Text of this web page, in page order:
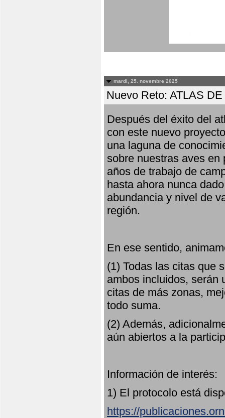
mardi, 25. novembre 2025
Nuevo Reto: ATLAS
Después del éxito del
con este nuevo
una laguna de
sobre nuestras aves en
años de trabajo de
hasta ahora nunca
abundancia y nivel de
región.
En ese sentido,
(1) Todas las citas que
ambos incluidos, serán
citas de más zonas,
todo suma.
(2) Además,
aún abiertos a la
Información de interés:
1) El protocolo está
https://